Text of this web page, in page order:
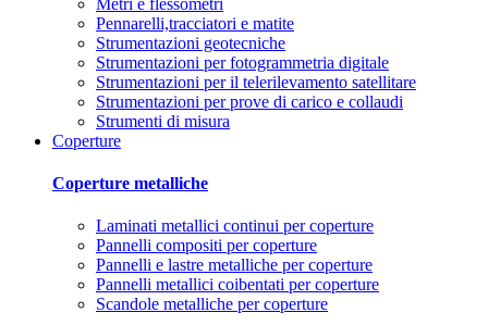
Pennarelli,tracciatori e matite
Strumentazioni geotecniche
Strumentazioni per fotogrammetria digitale
Strumentazioni per il telerilevamento satellitare
Strumentazioni per prove di carico e collaudi
Strumenti di misura
Coperture
Coperture metalliche
Laminati metallici continui per coperture
Pannelli compositi per coperture
Pannelli e lastre metalliche per coperture
Pannelli metallici coibentati per coperture
Scandole metalliche per coperture